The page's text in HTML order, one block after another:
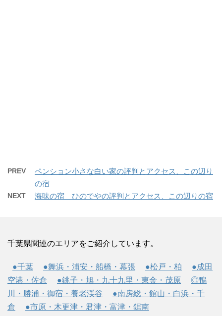
PREV
ペンション小さな白い家の評判とアクセス、この辺り
の宿
NEXT 海味の宿 ひのでやの評判とアクセス、この辺りの宿
千葉県関連のエリアをご紹介しています。
●千葉 ●舞浜・浦安・船橋・幕張 ●松戸・柏
●成田
空港・佐倉
●銚子・旭・九十九里・東金・茂原
◎鴨
川・勝浦・御宿・養老渓谷
●南房総・館山・白浜・千
倉
●市原・木更津・君津・富津・鋸南